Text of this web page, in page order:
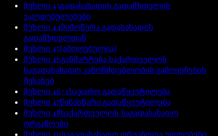
მუხლი 43გადასახადის გადამხდელის
ვალდებულებები
მუხლი 44მიმოწერა გადასახადის
გადამხდელთან
მუხლი 45(ამოღებულია)
მუხლი 46განმარტება საქართველოს
საგადასახადო კანონმდებლობის გამოყენების
შესახებ
მუხლი 46^1საჯარო გადაწყვეტილება
მუხლი 47წინასწარი გადაწყვეტილება
მუხლი 48საქართველოს საგადასახადო
ორგანოები
მუხლი 49